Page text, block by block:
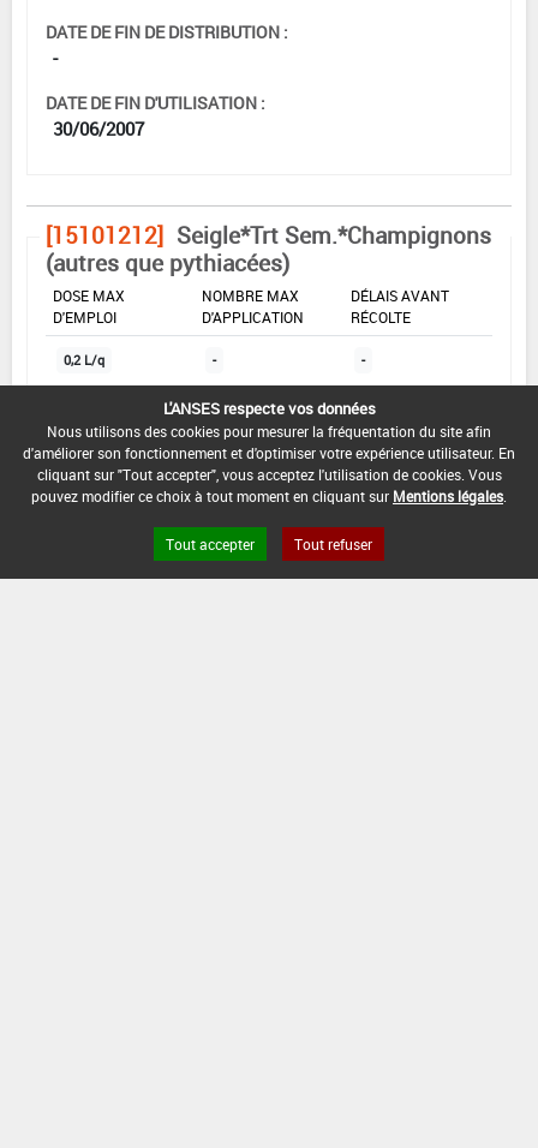
DATE DE FIN DE DISTRIBUTION :
-
DATE DE FIN D'UTILISATION :
30/06/2007
[15101212] Seigle*Trt Sem.*Champignons
(autres que pythiacées)
DOSE MAX
D'EMPLOI
NOMBRE MAX
D'APPLICATION
DÉLAIS AVANT
RÉCOLTE
0,2 L/q - -
INTERVALLE MINIMUM ENTRE APPLICATIONS :
-
DATE DE RETRAIT DE L'USAGE :
DATE DE FIN DE DISTRIBUTION :
L'ANSES respecte vos données
Nous utilisons des cookies pour mesurer la fréquentation du site afin
d'améliorer son fonctionnement et d'optimiser votre expérience utilisateur. En
cliquant sur "Tout accepter", vous acceptez l'utilisation de cookies. Vous
pouvez modifier ce choix à tout moment en cliquant sur Mentions légales
Tout accepter Tout refuser